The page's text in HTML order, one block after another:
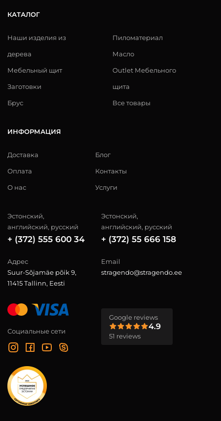
КАТАЛОГ
Наши изделия из
дерева
Мебельный щит
Заготовки
Брус
Пиломатериал
Масло
Outlet Мебельного
щита
Все товары
ИНФОРМАЦИЯ
Доставка
Оплата
О нас
Блог
Контакты
Услуги
Эстонский,
английский, русский
+ (372) 555 600 34
Эстонский,
английский, русский
+ (372) 55 666 158
Адрес
Suur-Sõjamäe põik 9,
11415 Tallinn, Eesti
Email
stragendo@stragendo.ee
Социальные сети
Google reviews
4.9
51 reviews